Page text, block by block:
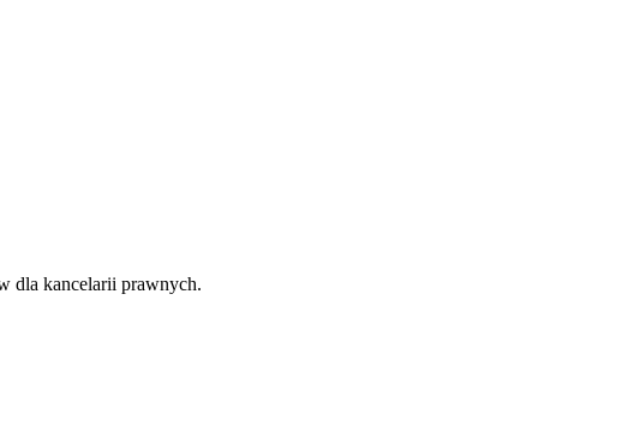
dla kancelarii prawnych.